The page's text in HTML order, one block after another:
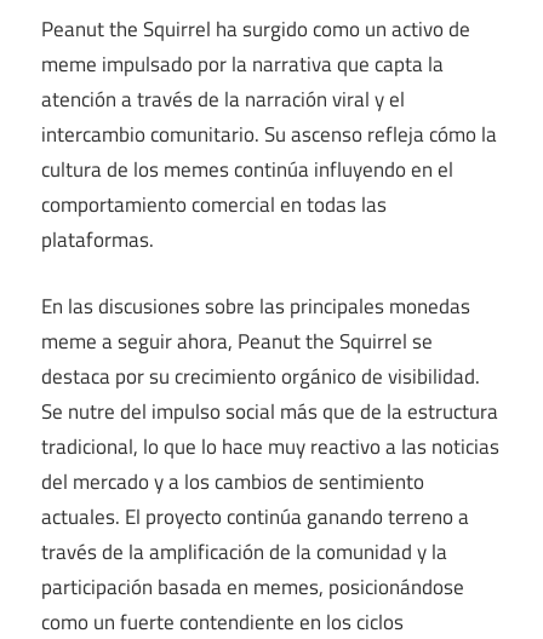
Peanut the Squirrel ha surgido como un activo de
meme impulsado por la narrativa que capta la
atención a través de la narración viral y el
intercambio comunitario. Su ascenso refleja cómo la
cultura de los memes continúa influyendo en el
comportamiento comercial en todas las
plataformas.
En las discusiones sobre las principales monedas
meme a seguir ahora, Peanut the Squirrel se
destaca por su crecimiento orgánico de visibilidad.
Se nutre del impulso social más que de la estructura
tradicional, lo que lo hace muy reactivo a las noticias
del mercado y a los cambios de sentimiento
actuales. El proyecto continúa ganando terreno a
través de la amplificación de la comunidad y la
participación basada en memes, posicionándose
como un fuerte contendiente en los ciclos